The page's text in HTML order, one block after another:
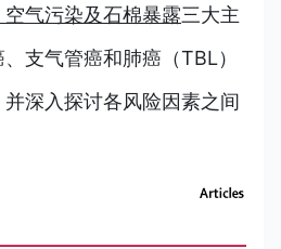
气污染及石棉暴露三大主
支气管癌和肺癌（TBL）
深入探讨各风险因素之间